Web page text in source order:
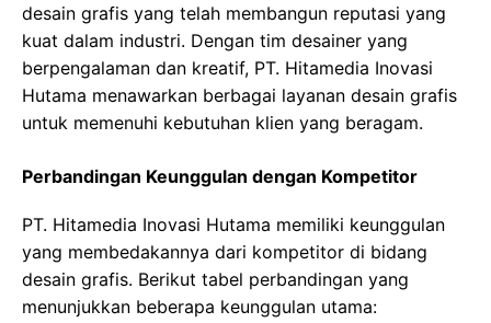
desain grafis yang telah membangun reputasi yang
kuat dalam industri. Dengan tim desainer yang
berpengalaman dan kreatif, PT. Hitamedia Inovasi
Hutama menawarkan berbagai layanan desain grafis
untuk memenuhi kebutuhan klien yang beragam.
Perbandingan Keunggulan dengan Kompetitor
PT. Hitamedia Inovasi Hutama memiliki keunggulan
yang membedakannya dari kompetitor di bidang
desain grafis. Berikut tabel perbandingan yang
menunjukkan beberapa keunggulan utama: